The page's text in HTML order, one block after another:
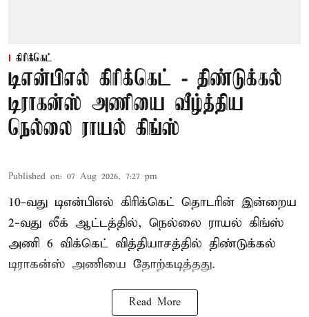
கிரிக்கெட்
டிஎன்பிஎல் கிரிக்கெட் - திண்டுக்கல்
டிராகன்ஸ் அணியை வீழ்த்திய
நெல்லை ராயல் கிங்ஸ்
Published on: 07 Aug 2026, 7:27 pm
10-வது டிஎன்பிஎல் கிரிக்கெட் தொடரின் இன்றைய
2-வது லீக் ஆட்டத்தில், நெல்லை ராயல் கிங்ஸ்
அணி 6 விக்கெட் வித்தியாசத்தில் திண்டுக்கல்
டிராகன்ஸ் அணியை தோற்கடித்தது.
Read More